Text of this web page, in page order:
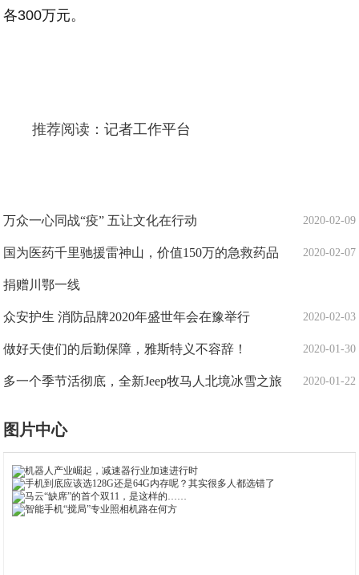
各300万元。
推荐阅读：记者工作平台
2020-02-09
万众一心同战“疫” 五让文化在行动
2020-02-07
国为医药千里驰援雷神山，价值150万的急救药品
捐赠川鄂一线
2020-02-03
众安护生 消防品牌2020年盛世年会在豫举行
2020-01-30
做好天使们的后勤保障，雅斯特义不容辞！
2020-01-22
多一个季节活彻底，全新Jeep牧马人北境冰雪之旅
图片中心